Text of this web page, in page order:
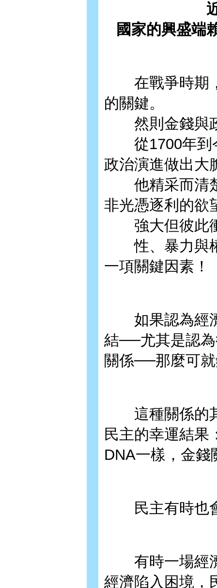
國家的興盛端
在戰爭時期，
的關鍵。
然則金錢與政
從1700年到
政治演進做出大
他精采而清楚
非光憑逐利的欲
強大但彼此
性、暴力與權
一項關鍵因素！
如果認為經濟
結──尤其是認
關係──那麼可
這種關係的其
民主的幸運結果
DNA一樣，金錢
民主有時也
有時一場經濟
經濟陷入困境，